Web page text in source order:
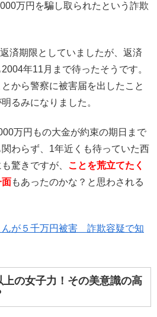
万円を騙し取られたという詐欺
済期限としていましたが、返済
年11月まで待ったそうです。
から警察に被害届を出したこと
るみになりました。
万円もの大金が約束の期日まで
わらず、1年近くも待っていた西
驚きですが、 ことを荒立てたく
面もあったのかな？と思わされる
んが５千万円被害 詐欺容疑で知
の女子力！その美意識の高